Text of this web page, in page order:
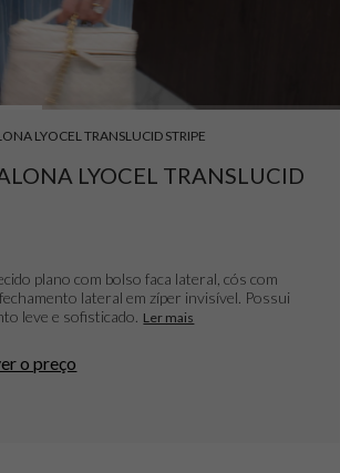
LYOCEL TRANSLUCID STRIPE
LYOCEL TRANSLUCID
plano com bolso faca lateral, cós com
lateral em zíper invisível. Possui
leve e sofisticado. Ler mais
o preço